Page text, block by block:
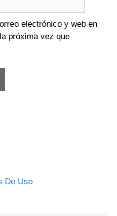
electrónico y web en
próxima vez que
De Uso